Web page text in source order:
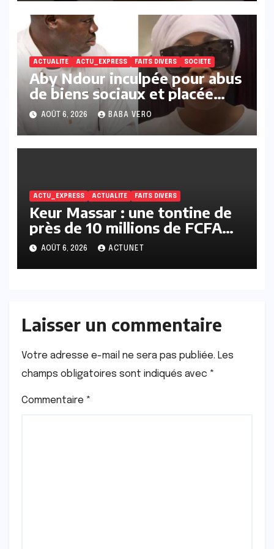
ACTUALITE ACTU_EXPRESS FAITS DIVERS SOCIETE
Aby Ndour inculpée pour abus
de biens sociaux et placée
sous liberté provisoire
AOÛT 6, 2026 BABA VERO
ACTU_EXPRESS ACTUALITE FAITS DIVERS
Keur Massar : une tontine de
près de 10 millions de FCFA
vire au scandale, la
responsable en prison
AOÛT 6, 2026 ACTUNET
Laisser un commentaire
Votre adresse e-mail ne sera pas publiée. Les
champs obligatoires sont indiqués avec *
Commentaire *